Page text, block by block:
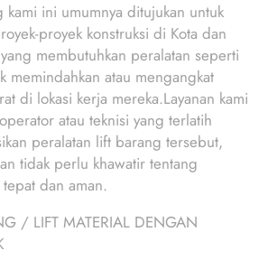
kami ini umumnya ditujukan untuk
proyek konstruksi di Kota dan
membutuhkan peralatan seperti
memindahkan atau mengangkat
di lokasi kerja mereka.Layanan kami
atau teknisi yang terlatih
peralatan lift barang tersebut,
tidak perlu khawatir tentang
dan aman.
/ LIFT MATERIAL DENGAN